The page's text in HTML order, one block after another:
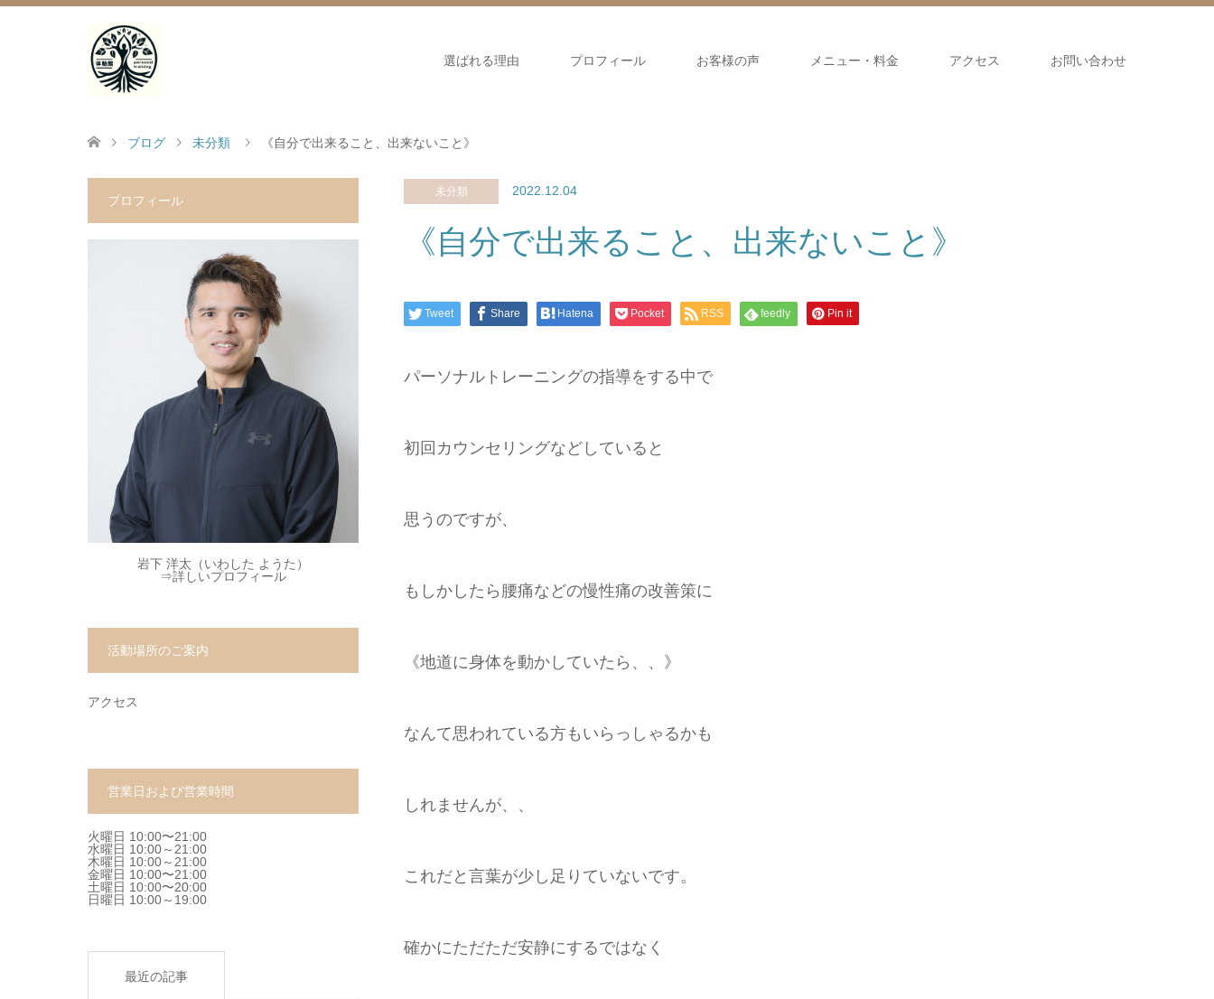
選ばれる理由 プロフィール お客様の声 メニュー・料金 アクセス お問い合わせ
ブログ 未分類 《自分で出来ること、出来ないこと》
未分類 2022.12.04
《自分で出来ること、出来ないこと》
Tweet Share Hatena Pocket RSS feedly Pin it
パーソナルトレーニングの指導をする中で
初回カウンセリングなどしていると
思うのですが、
もしかしたら腰痛などの慢性痛の改善策に
《地道に身体を動かしていたら、、》
なんて思われている方もいらっしゃるかも
しれませんが、、
これだと言葉が少し足りていないです。
確かにただただ安静にするではなく
プロフィール
岩下 洋太（いわした ようた）
⇒詳しいプロフィール
活動場所のご案内
アクセス
営業日および営業時間
火曜日 10:00〜21:00
水曜日 10:00～21:00
木曜日 10:00～21:00
金曜日 10:00〜21:00
土曜日 10:00〜20:00
日曜日 10:00～19:00
最近の記事